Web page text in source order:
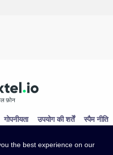
फ़ोन
गोपनीयता उपयोग की शर्तें स्पैम नीति
the best experience on our